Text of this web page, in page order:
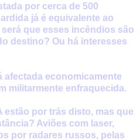
por cerca de 500
já é equivalente ao
que esses incêndios são
destino? Ou há interesses
afectada economicamente
militarmente enfraquecida.
estão por trás disto, mas que
Aviões com laser,
por radares russos, pelas